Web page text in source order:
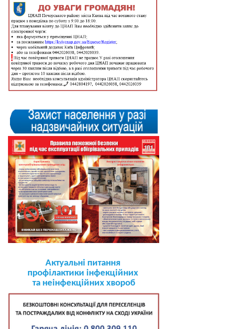
Актуальні питання
профілактики інфекційних
та неінфекційних хвороб